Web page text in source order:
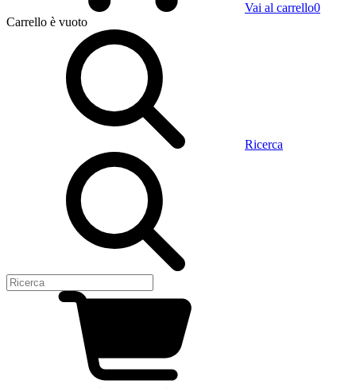
Vai al carrello0
Carrello è vuoto
Ricerca